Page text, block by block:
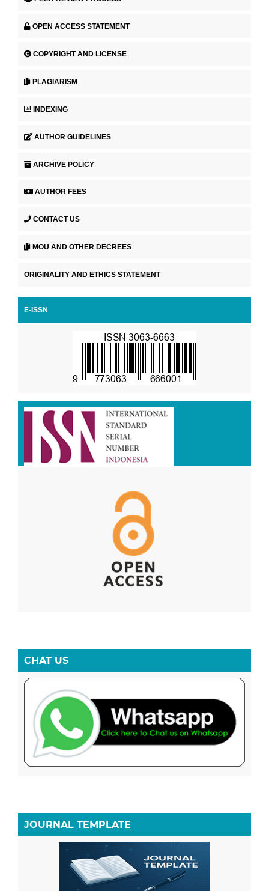
OPEN ACCESS STATEMENT
COPYRIGHT AND LICENSE
PLAGIARISM
INDEXING
AUTHOR GUIDELINES
ARCHIVE POLICY
AUTHOR FEES
CONTACT US
MOU AND OTHER DECREES
ORIGINALITY AND ETHICS STATEMENT
E-ISSN
CHAT US
JOURNAL TEMPLATE